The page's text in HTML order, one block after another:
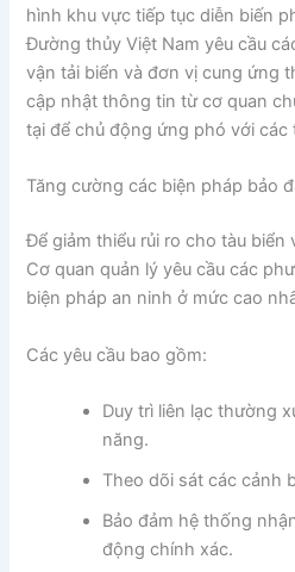
hình khu vực tiếp tục diễn biến
Đường thủy Việt Nam yêu cầu
vận tải biển và đơn vị cung ứng
cập nhật thông tin từ cơ quan
tại để chủ động ứng phó với các
Tăng cường các biện pháp bảo
Để giảm thiểu rủi ro cho tàu biển
Cơ quan quản lý yêu cầu các
biện pháp an ninh ở mức cao
Các yêu cầu bao gồm:
Duy trì liên lạc thường
năng.
Theo dõi sát các cảnh
Bảo đảm hệ thống
động chính xác.